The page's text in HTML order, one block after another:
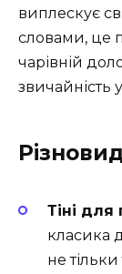
виплескує
словами, це
чарівній
звичайність
Тіні для
класика
не